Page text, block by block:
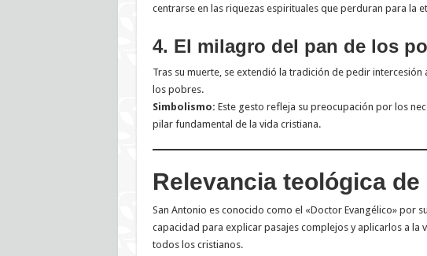
centrarse en las riquezas espirituales que perduran para la
4. El milagro del pan de los
Tras su muerte, se extendió la tradición de pedir
los pobres.
Simbolismo: Este gesto refleja su preocupación por los
pilar fundamental de la vida cristiana.
Relevancia teológica de
San Antonio es conocido como el «Doctor Evangélico» por
capacidad para explicar pasajes complejos y aplicarlos a la
todos los cristianos.